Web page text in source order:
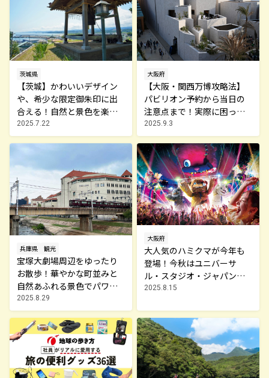
茨城県
【茨城】かわいいデザイン
や、希少な限定御朱印に出
合える！自然と景色を楽し
むお寺めぐり
2025.7.22
大阪府
【大阪・関西万博攻略法】
パビリオン予約から当日の
注意点まで！実際に困った
こと一覧も掲載！
2025.9.3
兵庫県 観光
宝塚大劇場周辺をゆったり
お散歩！華やかな町並みと
自然あふれる景色でパワー
チャージ
2025.8.29
大阪府
大人気のハミクマが今年も
登場！今秋はユニバーサ
ル・スタジオ・ジャパンにG
O
2025.8.15